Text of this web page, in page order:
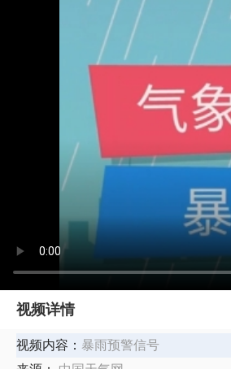
视频详情
视频内容： 暴雨预警信号